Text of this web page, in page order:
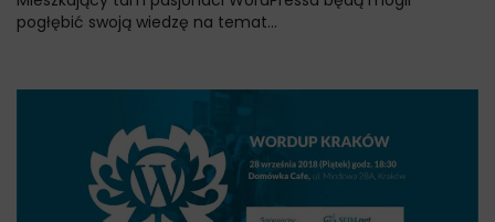
pogłębić swoją wiedzę na temat...